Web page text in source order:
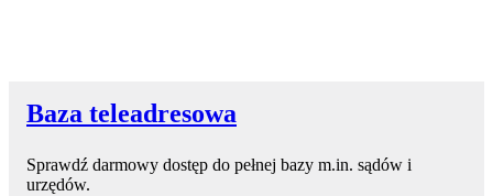
Baza teleadresowa
Sprawdź darmowy dostęp do pełnej bazy m.in. sądów i
urzędów.